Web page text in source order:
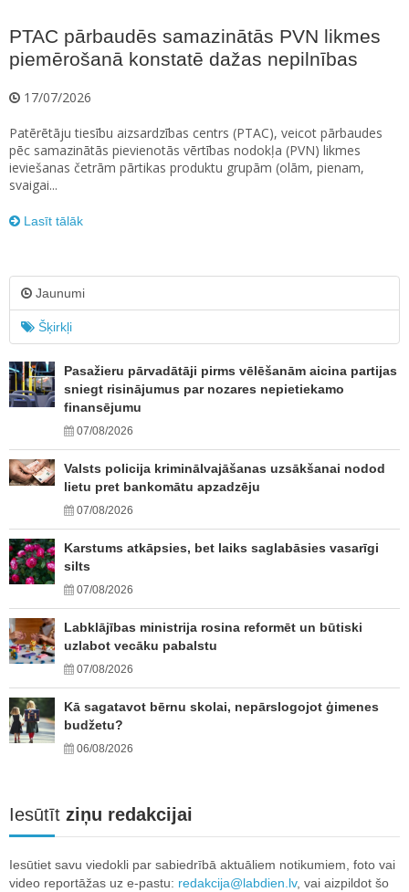
PTAC pārbaudēs samazinātās PVN likmes
piemērošanā konstatē dažas nepilnības
17/07/2026
Patērētāju tiesību aizsardzības centrs (PTAC), veicot pārbaudes
pēc samazinātās pievienotās vērtības nodokļa (PVN) likmes
ieviešanas četrām pārtikas produktu grupām (olām, pienam,
svaigai...
Lasīt tālāk
Jaunumi
Šķirkļi
Pasažieru pārvadātāji pirms vēlēšanām aicina partijas
sniegt risinājumus par nozares nepietiekamo
finansējumu
07/08/2026
Valsts policija kriminālvajāšanas uzsākšanai nodod
lietu pret bankomātu apzadzēju
07/08/2026
Karstums atkāpsies, bet laiks saglabāsies vasarīgi
silts
07/08/2026
Labklājības ministrija rosina reformēt un būtiski
uzlabot vecāku pabalstu
07/08/2026
Kā sagatavot bērnu skolai, nepārslogojot ģimenes
budžetu?
06/08/2026
Iesūtīt ziņu redakcijai
Iesūtiet savu viedokli par sabiedrībā aktuāliem notikumiem, foto vai
video reportāžas uz e-pastu: redakcija@labdien.lv, vai aizpildot šo